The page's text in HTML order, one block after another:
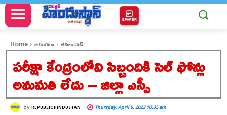
EPAPER
Home తెలంగాణ ఆదిలాబాద్
పరీక్షా కేంద్రంలోని సిబ్బందికి సెల్ ఫోన్లు
అనుమతి లేదు – జిల్లా ఎస్పీ
By REPUBLIC HINDUSTAN Thursday, April 6, 2023 10:35 am